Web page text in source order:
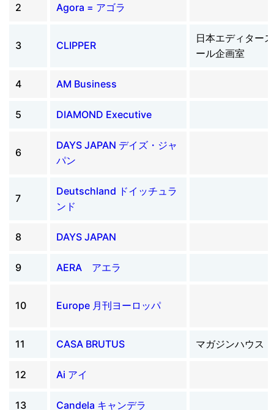
2 Agora = アゴラ
3 CLIPPER
日本エディター
ール企画室
4 AM Business
5 DIAMOND Executive
6
DAYS JAPAN デイズ・ジャ
パン
7
Deutschland ドイッチュラ
ンド
8 DAYS JAPAN
9 AERA アエラ
10 Europe 月刊ヨーロッパ
11 CASA BRUTUS マガジンハウス
12 Ai アイ
13 Candela キャンデラ